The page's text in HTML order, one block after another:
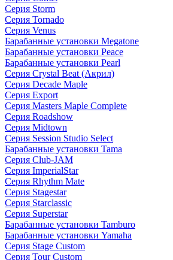
Серия Storm
Серия Tornado
Серия Venus
Барабанные установки Megatone
Барабанные установки Peace
Барабанные установки Pearl
Серия Crystal Beat (Акрил)
Серия Decade Maple
Серия Export
Серия Masters Maple Complete
Серия Roadshow
Серия Midtown
Серия Session Studio Select
Барабанные установки Tama
Серия Club-JAM
Серия ImperialStar
Серия Rhythm Mate
Серия Stagestar
Серия Starclassic
Серия Superstar
Барабанные установки Tamburo
Барабанные установки Yamaha
Серия Stage Custom
Серия Tour Custom